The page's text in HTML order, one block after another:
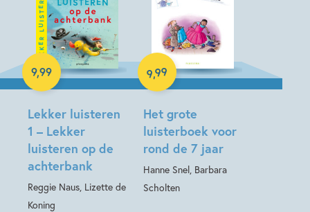
Lekker luisteren
1 – Lekker
luisteren op de
achterbank
Reggie Naus, Lizette de
Koning
9,99
Luisterboek
Het grote
luisterboek voor
rond de 7 jaar
Hanne Snel, Barbara
Scholten
9,99
Luisterboek